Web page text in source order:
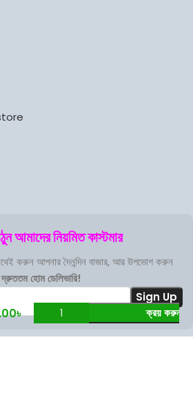
আমাদের নিয়মিত কাস্টমার
আপনার দৈনন্দিন বাজার, আর উপভোগ করুন
হোম ডেলিভারি!
৳ ক্রয় করুন